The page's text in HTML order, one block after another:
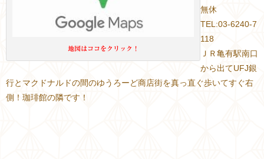
地図はココをクリック！
無休
TEL:03-6240-7
118
ＪＲ亀有駅南口
から出てUFJ銀
行とマクドナルドの間のゆうろーど商店街を真っ直ぐ歩いてすぐ右
側！珈琲館の隣です！